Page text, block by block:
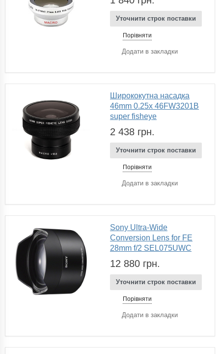
Уточнити строк поставки
Порівняти
Додати в закладки
Ширококутна насадка
46mm 0.25x 46FW3201B
super fisheye
2 438 грн.
Уточнити строк поставки
Порівняти
Додати в закладки
Sony Ultra-Wide
Conversion Lens for FE
28mm f/2 SEL075UWC
12 880 грн.
Уточнити строк поставки
Порівняти
Додати в закладки